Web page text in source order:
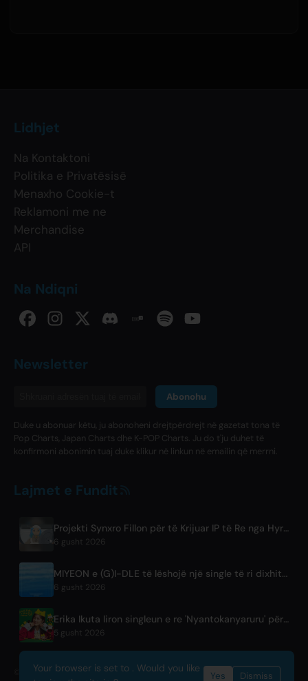
Lidhjet
Na Kontaktoni
Politika e Privatësisë
Menaxho Cookie-t
Reklamoni me ne
Merchandise
API
Na Ndiqni
Newsletter
Abonohu
Duke u abonuar këtu, ju abonoheni drejtpërdrejt në gazetat tona të
Pop Charts, Japan Charts dhe K-POP Charts. Ju do t'ju duhet të
konfirmoni abonimin tuaj duke klikur në linkun në emailin që merrni.
Lajmet e Fundit
Projekti Synxro Fillon për të Krijuar IP të Re nga Hyrje Anime Fiktive
6 gusht 2026
MIYEON e (G)I-DLE të lëshojë një single të ri dixhital në gjuhën japoneze 'RUN AWAY'
6 gusht 2026
Erika Ikuta liron singleun e re 'Nyantokanyaruru' për librin për fëmijë 'Fumikiri Neko'
5 gusht 2026
© 2026 OnlyHit. All rights reserved. - Metadata provided byACRCloud
Your browser is set to . Would you like
Yes Dismiss